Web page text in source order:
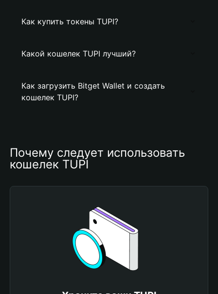
Как купить токены TUPI?
Какой кошелек TUPI лучший?
Как загрузить Bitget Wallet и создать
кошелек TUPI?
Почему следует использовать
кошелек TUPI